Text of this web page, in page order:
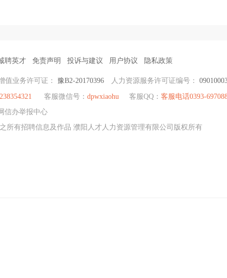
聘英才 免责声明 投诉与建议 用户协议 隐私政策
值业务许可证： 豫B2-20170396 人力资源服务许可证编号：
客服微信号： dpwxiaohu 客服QQ： 客服电话0393-
信办举报中心
所有招聘信息及作品 濮阳人才人力资源管理有限公司版权所有